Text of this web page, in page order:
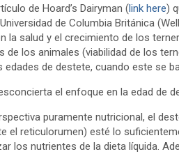
de Hoard’s Dairyman (link here)
de Columbia Británica
la salud y el crecimiento de los
de los animales (viabilidad de los
de destete, cuando este se
el enfoque en la edad de
puramente nutricional, el
el reticulorumen) esté lo
los nutrientes de la dieta líquida.